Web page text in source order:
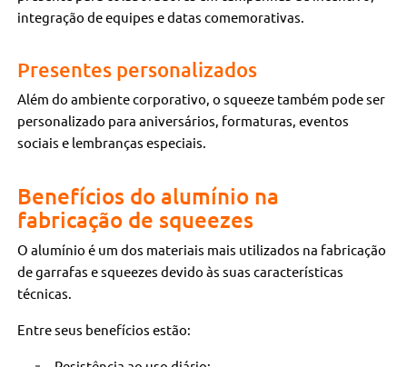
integração de equipes e datas comemorativas.
Presentes personalizados
Além do ambiente corporativo, o squeeze também pode ser
personalizado para aniversários, formaturas, eventos
sociais e lembranças especiais.
Benefícios do alumínio na
fabricação de squeezes
O alumínio é um dos materiais mais utilizados na fabricação
de garrafas e squeezes devido às suas características
técnicas.
Entre seus benefícios estão: